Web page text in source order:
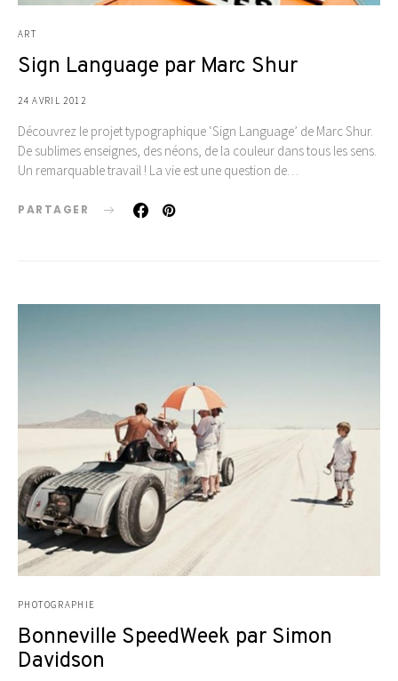
ART
Sign Language par Marc Shur
24 AVRIL 2012
Découvrez le projet typographique ‘Sign Language’ de Marc Shur.
De sublimes enseignes, des néons, de la couleur dans tous les sens.
Un remarquable travail ! La vie est une question de…
PARTAGER
PHOTOGRAPHIE
Bonneville SpeedWeek par Simon
Davidson